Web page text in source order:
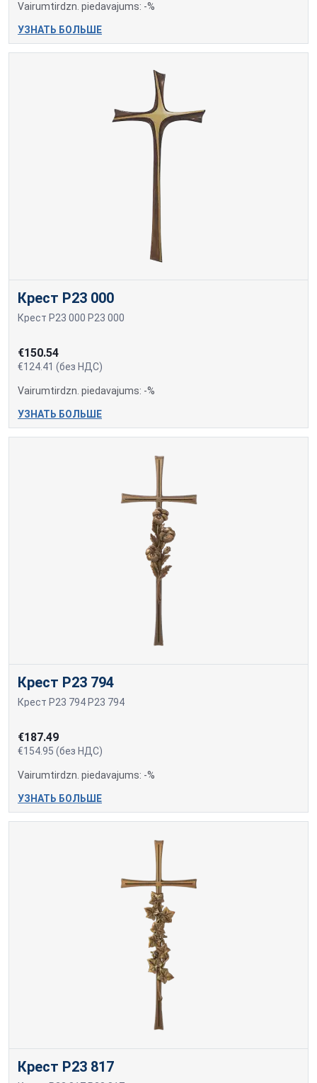
Vairumtirdzn. piedavajums: -%
УЗНАТЬ БОЛЬШЕ
Крест P23 000
Крест P23 000 P23 000
€150.54
€124.41 (без НДС)
Vairumtirdzn. piedavajums: -%
УЗНАТЬ БОЛЬШЕ
Крест P23 794
Крест P23 794 P23 794
€187.49
€154.95 (без НДС)
Vairumtirdzn. piedavajums: -%
УЗНАТЬ БОЛЬШЕ
Крест P23 817